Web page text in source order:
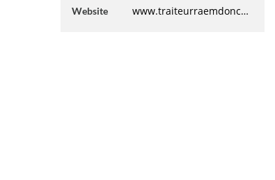
Website www.traiteurraemdonck.be